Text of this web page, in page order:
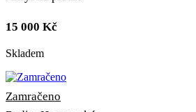
15 000 Kč
Skladem
Zamračeno